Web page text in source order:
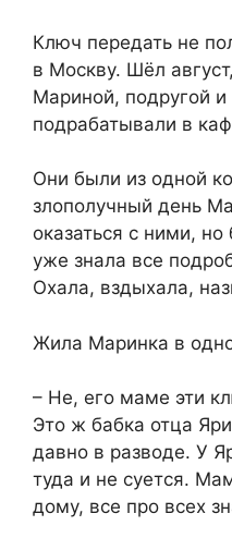
Ключ передать не
в Москву. Шёл
Мариной, подругой и
подрабатывали в
Они были из одной
злополучный день
оказаться с ними,
уже знала все
Охала, вздыхала,
Жила Маринка в
– Не, его маме эти
Это ж бабка отца
давно в разводе. У
туда и не суется.
дому, все про всех